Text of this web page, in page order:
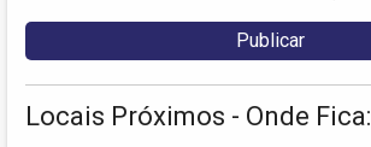
Locais Próximos - Onde Fica: